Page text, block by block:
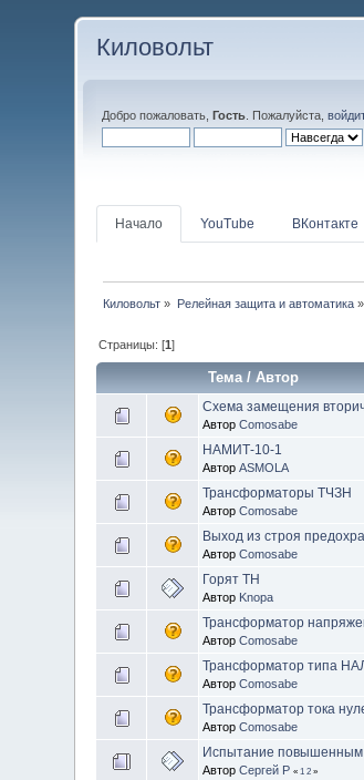
Киловольт
Добро пожаловать,Гость . Пожалуйста,
Начало YouTube ВКонтакте
Киловольт » Релейная защита и автоматика»
Страницы: [1]
Тема/Автор
Схема замещения
АвторComosabe
НАМИТ-10-1
АвторASMOLA
Трансформаторы ТЧЗН
АвторComosabe
Выход из строя
АвторComosabe
Горят ТН
Автор Knopa
Трансформатор
АвторComosabe
Трансформатор типа
АвторComosabe
Трансформатор тока
АвторComosabe
Испытание повышенным
АвторСергей Р «1 2 »